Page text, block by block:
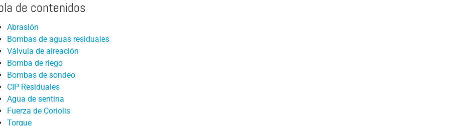
frutas y verduras
procesamiento de carne
Producción de acero
Piedra / Cerámica / Minerales
Plantas de eliminación de cadáveres de
animales
Energía hidráulica
de
drenaje
drenaje
Caudal/volumen de flujo
Faecal Matter Lifting System
Paso libre
Unidades de elevación
Bomba de alta presión
El rodamiento
de contenidos
Abrasión
Bombas de aguas residuales
Válvula de aireación
Bomba de riego
Bombas de sondeo
CIP Residuales
Agua de sentina
Fuerza de Coriolis
Torque